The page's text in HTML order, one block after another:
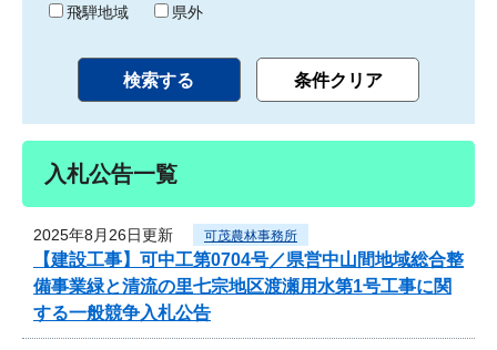
飛騨地域
県外
入札公告一覧
2025年8月26日更新 可茂農林事務所
【建設工事】可中工第0704号／県営中山間地域総合整
備事業緑と清流の里七宗地区渡瀬用水第1号工事に関
する一般競争入札公告